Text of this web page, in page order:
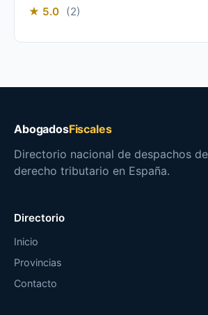
★ 5.0 (2)
AbogadosFiscales
Directorio nacional de despachos
derecho tributario en España.
Directorio
Inicio
Provincias
Contacto